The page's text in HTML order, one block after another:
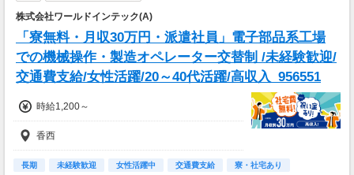
▼貯金の目安
住まい ：無料
水道光熱費：無料
Wi-Fi代 ：無料
食費 ：無料
そのほか ：1.5万円
-----------------------
支出合計 ：5万円
→毎月20万円程度の貯金が目指せます！
株式会社ワールドインテック(A)
「寮無料・月収30万円・派遣社員」電子部品系工場
での機械操作・製造オペレーター交替制 /未経験歓迎/
交通費支給/女性活躍/20～40代活躍/高収入_956551
時給1,200～
香西
長期 未経験歓迎 女性活躍中 交通費支給
寮・社宅あり